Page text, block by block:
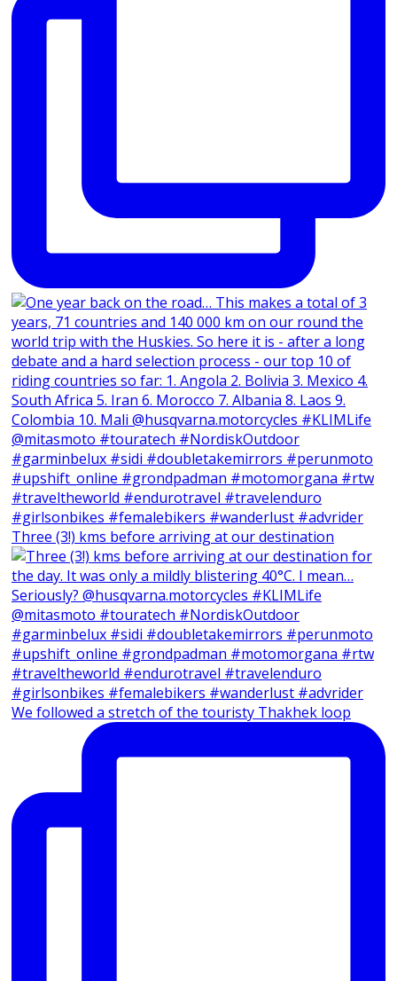
Three (3!) kms before arriving at our destination
We followed a stretch of the touristy Thakhek loop